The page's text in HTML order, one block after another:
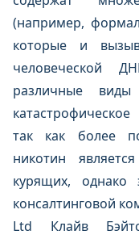
(например,
которые и
человеческой
различные
так как более
никотин
курящих, однако
консалтинговой
Ltd Клайв